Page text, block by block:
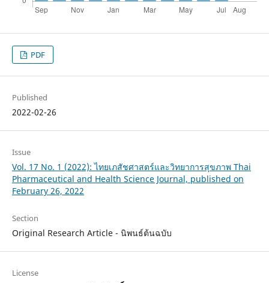
PDF
Published
2022-02-26
Issue
Vol. 17 No. 1 (2022): ไทยเภสัชศาสตร์และวิทยาการสุขภาพ Thai
Pharmaceutical and Health Science Journal, published on
February 26, 2022
Section
Original Research Article - นิพนธ์ต้นฉบับ
License